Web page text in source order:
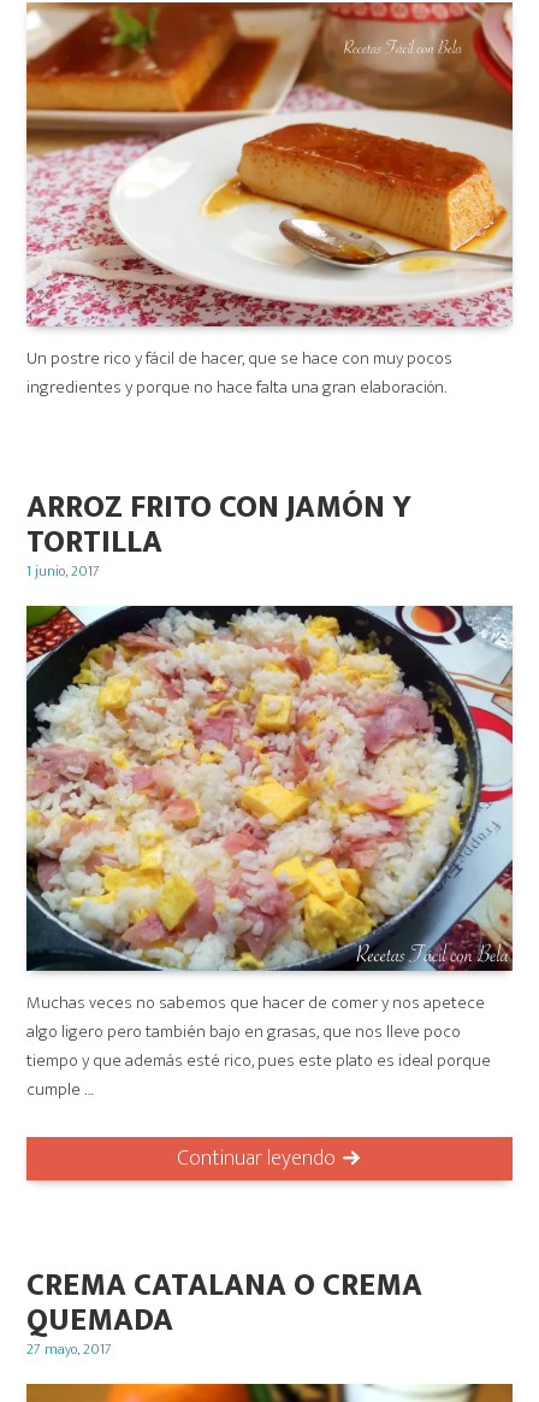
Un postre rico y fácil de hacer, que se hace con muy pocos
ingredientes y porque no hace falta una gran elaboración.
ARROZ FRITO CON JAMÓN Y
TORTILLA
Posted
1 junio, 2017
Muchas veces no sabemos que hacer de comer y nos apetece
algo ligero pero también bajo en grasas, que nos lleve poco
tiempo y que además esté rico, pues este plato es ideal porque
cumple …
Continuar leyendo
CREMA CATALANA O CREMA
QUEMADA
Posted
27 mayo, 2017